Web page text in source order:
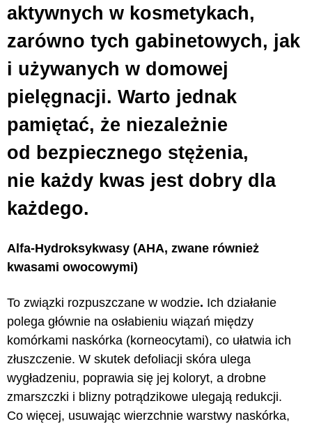
aktywnych w kosmetykach,
zarówno tych gabinetowych, jak
i używanych w domowej
pielęgnacji. Warto jednak
pamiętać, że niezależnie
od bezpiecznego stężenia,
nie każdy kwas jest dobry dla
każdego.
Alfa-Hydroksykwasy (AHA, zwane również
kwasami owocowymi)
To związki rozpuszczane w wodzie. Ich działanie
polega głównie na osłabieniu wiązań między
komórkami naskórka (korneocytami), co ułatwia ich
złuszczenie. W skutek defoliacji skóra ulega
wygładzeniu, poprawia się jej koloryt, a drobne
zmarszczki i blizny potrądzikowe ulegają redukcji.
Co więcej, usuwając wierzchnie warstwy naskórka,